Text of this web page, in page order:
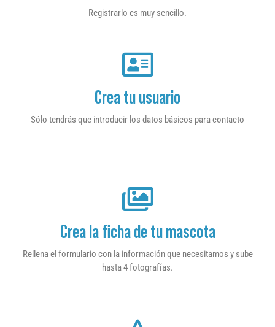
Registrarlo es muy sencillo.
Crea tu usuario
Sólo tendrás que introducir los datos básicos para contacto
Crea la ficha de tu mascota
Rellena el formulario con la información que necesitamos y sube
hasta 4 fotografías.